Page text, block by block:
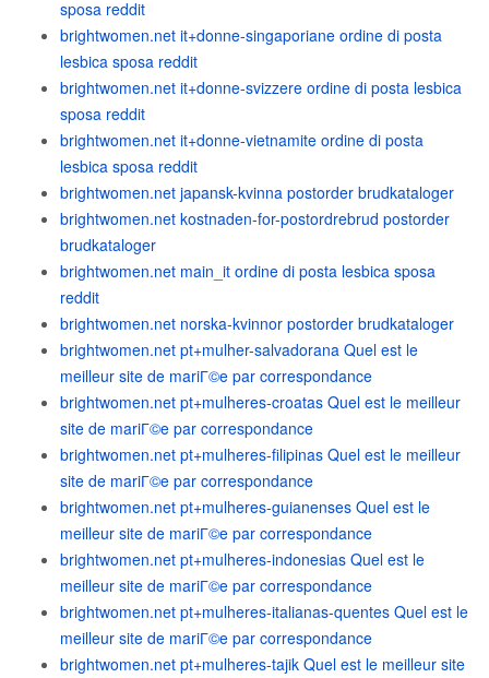
sposa reddit
brightwomen.net it+donne-singaporiane ordine di posta
lesbica sposa reddit
brightwomen.net it+donne-svizzere ordine di posta lesbica
sposa reddit
brightwomen.net it+donne-vietnamite ordine di posta
lesbica sposa reddit
brightwomen.net japansk-kvinna postorder brudkataloger
brightwomen.net kostnaden-for-postordrebrud postorder
brudkataloger
brightwomen.net main_it ordine di posta lesbica sposa
reddit
brightwomen.net norska-kvinnor postorder brudkataloger
brightwomen.net pt+mulher-salvadorana Quel est le
meilleur site de mariГ©e par correspondance
brightwomen.net pt+mulheres-croatas Quel est le meilleur
site de mariГ©e par correspondance
brightwomen.net pt+mulheres-filipinas Quel est le meilleur
site de mariГ©e par correspondance
brightwomen.net pt+mulheres-guianenses Quel est le
meilleur site de mariГ©e par correspondance
brightwomen.net pt+mulheres-indonesias Quel est le
meilleur site de mariГ©e par correspondance
brightwomen.net pt+mulheres-italianas-quentes Quel est le
meilleur site de mariГ©e par correspondance
brightwomen.net pt+mulheres-tajik Quel est le meilleur site